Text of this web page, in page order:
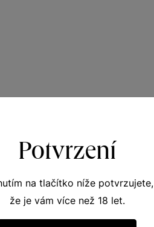
Potvrzení
na tlačítko níže potvrzujete,
že je vám více než 18 let.